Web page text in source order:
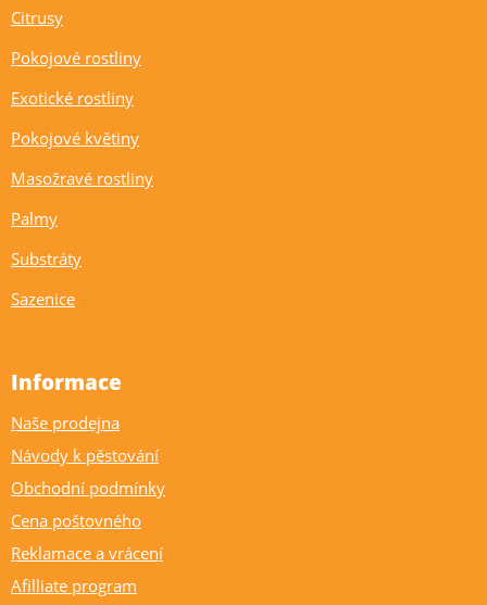
Citrusy
Pokojové rostliny
Exotické rostliny
Pokojové květiny
Masožravé rostliny
Palmy
Substráty
Sazenice
Informace
Naše prodejna
Návody k pěstování
Obchodní podmínky
Cena poštovného
Reklamace a vrácení
Afilliate program